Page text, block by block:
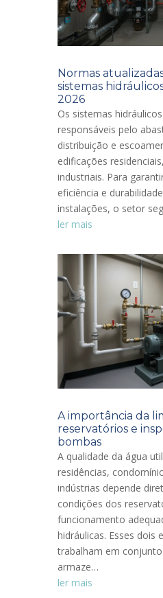
Normas
sistemas
2026
Os sistemas
responsáveis pelo
distribuição e
edificações
industriais. Para
eficiência e
instalações, o setor
ler mais
A importância da
reservatórios e
bombas
A qualidade da água
residências,
indústrias depende
condições dos
funcionamento
hidráulicas. Esses dois
trabalham em
armaze…
ler mais